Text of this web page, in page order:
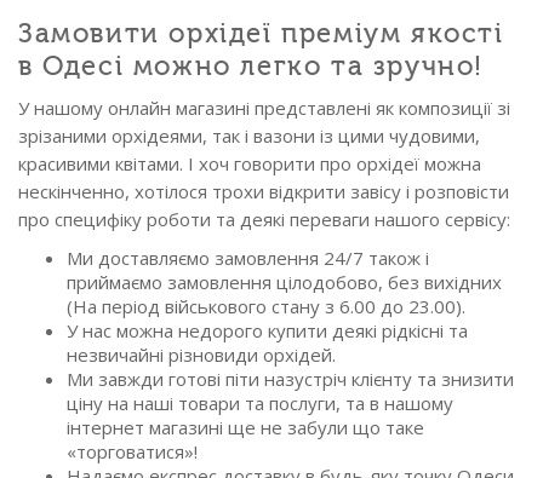
Замовити орхідеї преміум якості
в Одесі можно легко та зручно!
У нашому онлайн магазині представлені як композиції зі
зрізаними орхідеями, так і вазони із цими чудовими,
красивими квітами. І хоч говорити про орхідеї можна
нескінченно, хотілося трохи відкрити завісу і розповісти
про специфіку роботи та деякі переваги нашого сервісу:
Ми доставляємо замовлення 24/7 також і
приймаємо замовлення цілодобово, без вихідних
(На період військового стану з 6.00 до 23.00).
У нас можна недорого купити деякі рідкісні та
незвичайні різновиди орхідей.
Ми завжди готові піти назустріч клієнту та знизити
ціну на наші товари та послуги, та в нашому
інтернет магазині ще не забули що таке
«торговатися»!